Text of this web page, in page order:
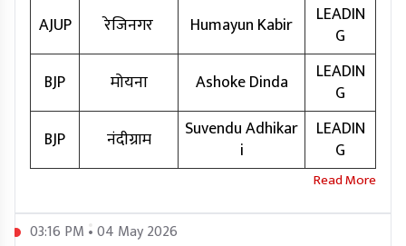
AJUP
रेजिनगर Humayun Kabir
LEADIN
G
BJP
मोयना Ashoke Dinda
LEADIN
G
BJP
नंदीग्राम
Suvendu Adhikar
i
LEADIN
G
03:16 PM • 04 May 2026